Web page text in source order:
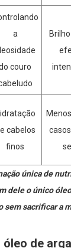
a
couro
cabelos
finos
única de
dele o único
sem sacrificar a
de